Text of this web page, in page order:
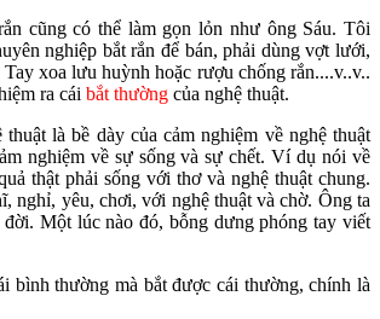
cũng có thể làm gọn lỏn như ông Sáu. Tôi
nghiệp bắt rắn để bán, phải dùng vợt lưới,
xoa lưu huỳnh hoặc rượu chống rắn....v..v..
ra cái bắt thường của nghệ thuật.
thuật là bề dày của cảm nghiệm về nghệ thuật
nghiệm về sự sống và sự chết. Ví dụ nói về
thật phải sống với thơ và nghệ thuật chung.
nghỉ, yêu, chơi, với nghệ thuật và chờ. Ông ta
Một lúc nào đó, bỗng dưng phóng tay viết
bình thường mà bắt được cái thường, chính là